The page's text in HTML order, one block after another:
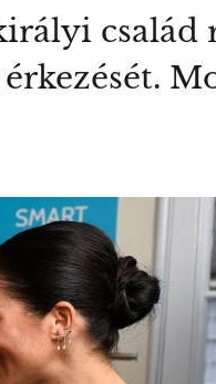
család